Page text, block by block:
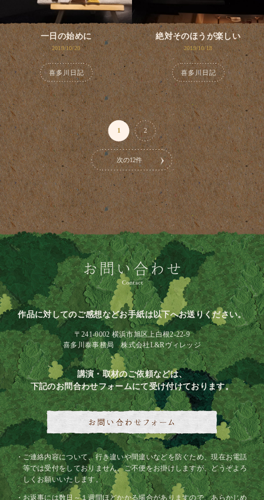
一日の始めに
2019/10/20
喜多川日記
絶対そのほうが楽しい
2019/10/18
喜多川日記
1 2
次の12件
作品に対してのご感想などお手紙は以下へお送りください。
〒241-0002 横浜市旭区上白根2-22-9
喜多川泰事務局 株式会社L&Rヴィレッジ
講演・取材のご依頼などは、
下記のお問合わせフォームにて受け付けております。
ご連絡内容について、行き違いや間違いなどを防ぐため、現在お電話
等では受付をしておりません。ご不便をお掛けしますが、どうぞよろ
しくお願いいたします。
お返事には数日～１週間ほどかかる場合がありますので、あらかじめ